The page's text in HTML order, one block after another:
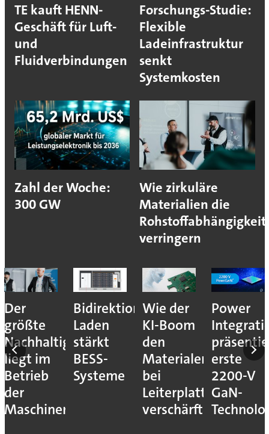
TE kauft HENN-
Geschäft für Luft-
und
Fluidverbindungen
Forschungs-Studie:
Flexible
Ladeinfrastruktur
senkt
Systemkosten
Zahl der Woche:
300 GW
Wie zirkuläre
Materialien die
Rohstoffabhängigkeit
verringern
Der
größte
Nachhaltigkeitshebel
liegt im
Betrieb
der
Maschinen
Bidirektionales
Laden
stärkt
BESS-
Systeme
Wie der
KI-Boom
den
Materialengpass
bei
Leiterplatten
verschärft
Power
erste
2200-V
GaN-